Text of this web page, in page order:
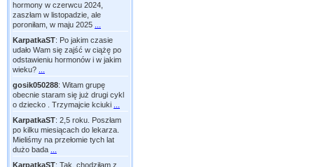
hormony w czerwcu 2024,
zaszłam w listopadzie, ale
poroniłam, w maju 2025
KarpatkaST: Po jakim czasie
udało Wam się zajść w ciążę po
odstawieniu hormonów i w jakim
wieku?
gosik050288: Witam grupę
obecnie staram się już drugi cykl
o dziecko . Trzymajcie kciuki
KarpatkaST: 2,5 roku. Poszłam
po kilku miesiącach do lekarza.
Mieliśmy na przełomie tych lat
dużo bada
KarpatkaST: Tak, chodziłam z